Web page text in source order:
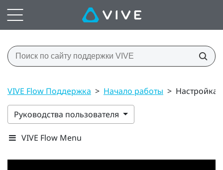
VIVE Flow Поддержка > Начало работы > Настройка
Руководства пользователя
VIVE Flow Menu